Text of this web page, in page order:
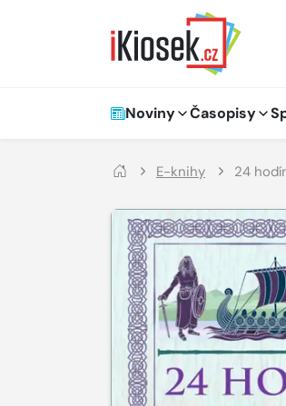
Hlavní navigace
Noviny Časopisy
E-knihy 24